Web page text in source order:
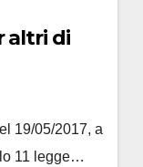
altri di
19/05/2017, a
11 legge…